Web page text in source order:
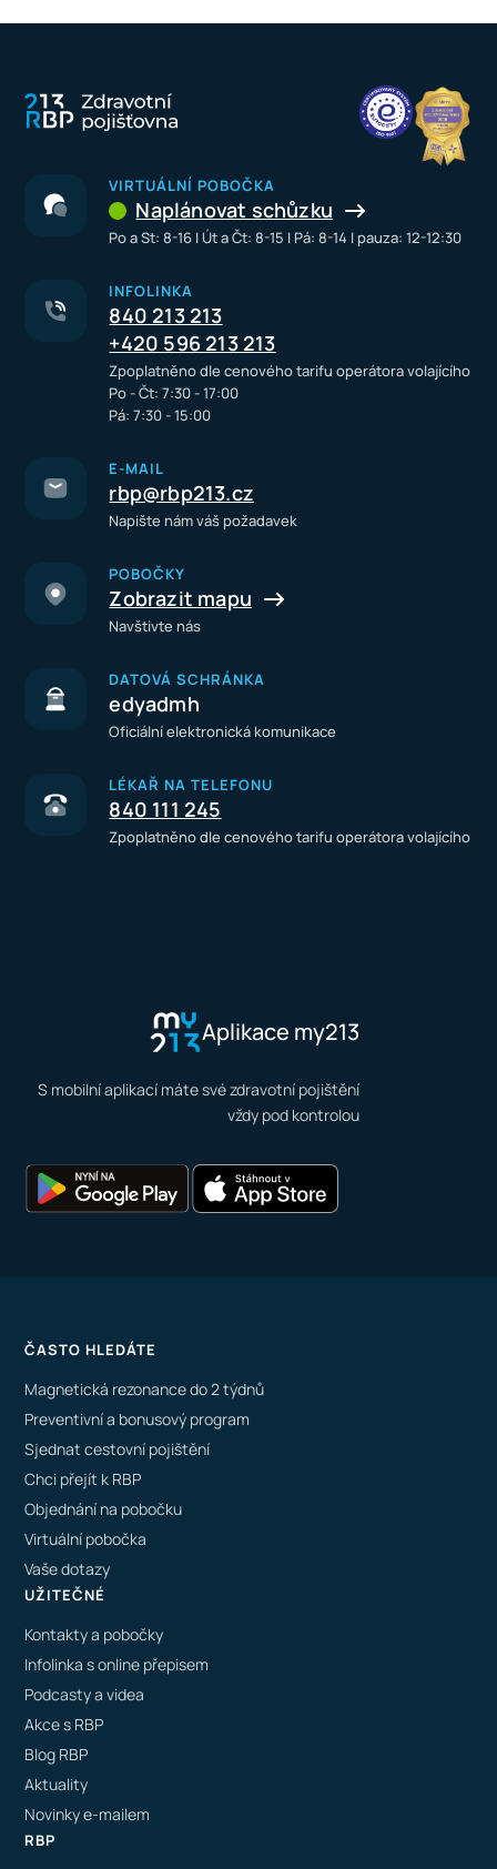
VIRTUÁLNÍ POBOČKA
Naplánovat schůzku
Po a St: 8-16 I Út a Čt: 8-15 I Pá: 8-14 I pauza: 12-12:30
INFOLINKA
840 213 213
+420 596 213 213
Zpoplatněno dle cenového tarifu operátora volajícího
Po - Čt: 7:30 - 17:00
Pá: 7:30 - 15:00
E-MAIL
rbp@rbp213.cz
Napište nám váš požadavek
POBOČKY
Zobrazit mapu
Navštivte nás
DATOVÁ SCHRÁNKA
edyadmh
Oficiální elektronická komunikace
LÉKAŘ NA TELEFONU
840 111 245
Zpoplatněno dle cenového tarifu operátora volajícího
Aplikace my213
S mobilní aplikací máte své zdravotní pojištění
vždy pod kontrolou
ČASTO HLEDÁTE
Magnetická rezonance do 2 týdnů
Preventivní a bonusový program
Sjednat cestovní pojištění
Chci přejít k RBP
Objednání na pobočku
Virtuální pobočka
Vaše dotazy
UŽITEČNÉ
Kontakty a pobočky
Infolinka s online přepisem
Podcasty a videa
Akce s RBP
Blog RBP
Aktuality
Novinky e-mailem
RBP